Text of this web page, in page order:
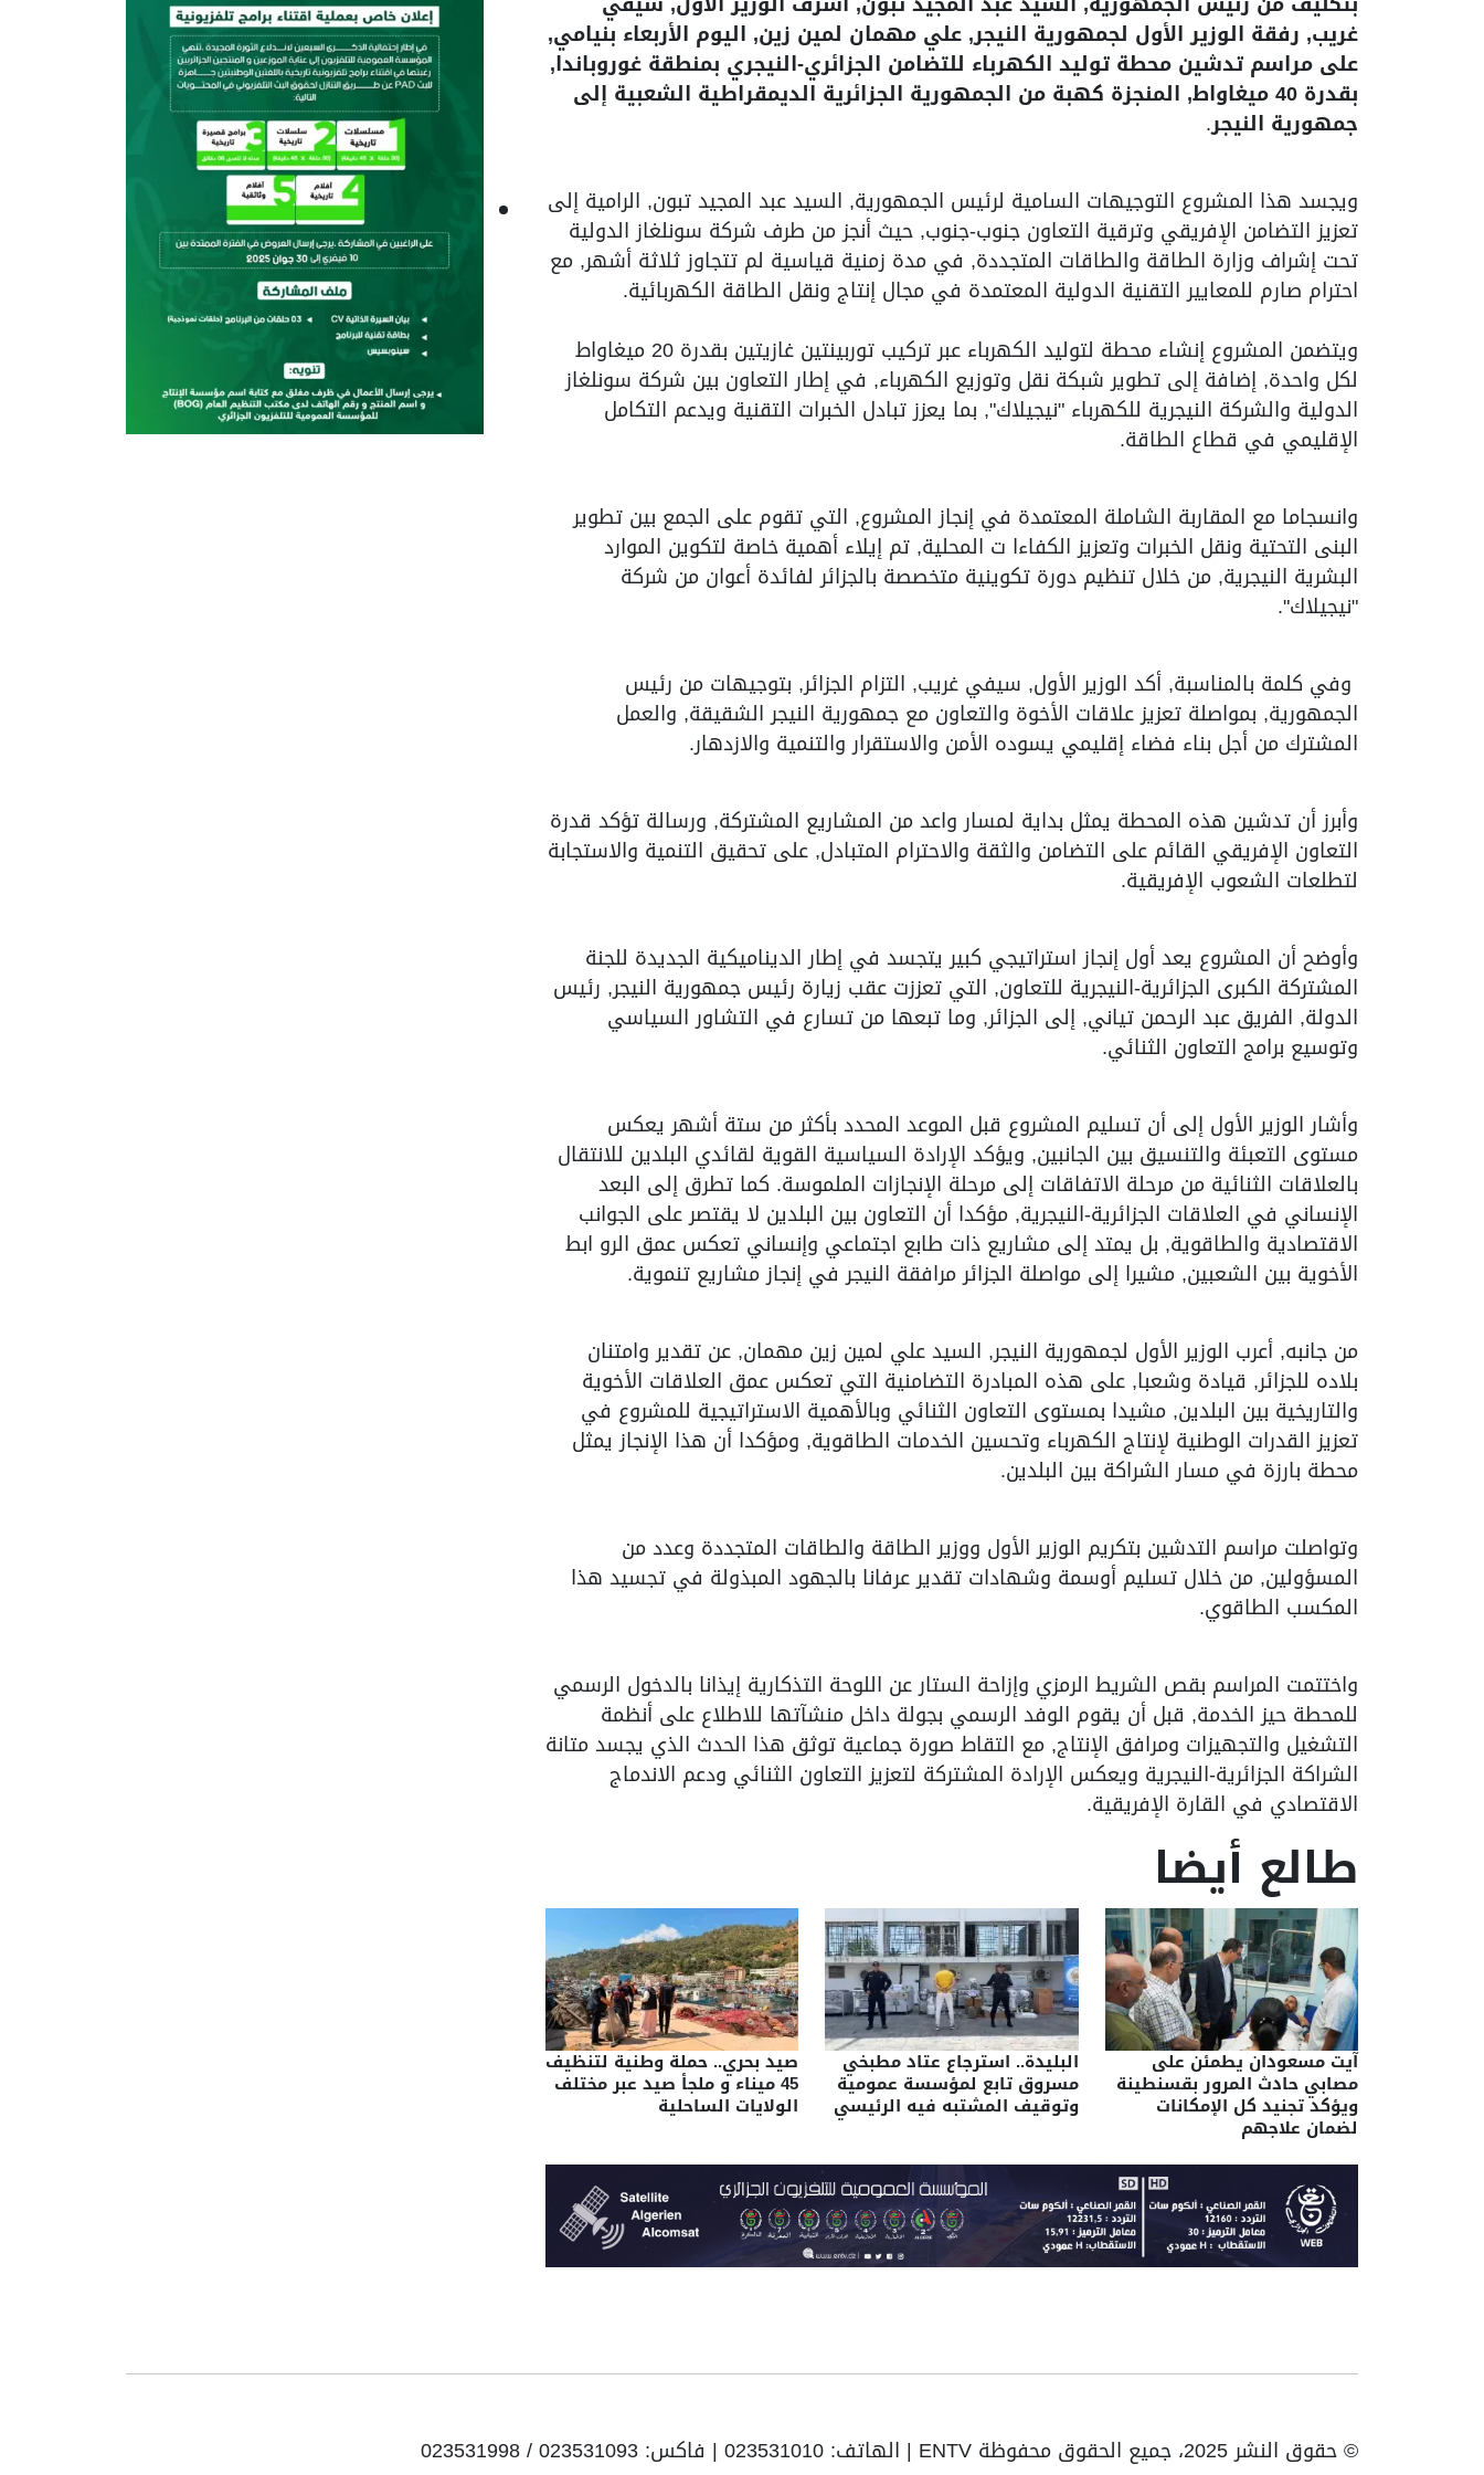
غريب, رفقة الوزير الأول لجمهورية النيجر, علي مهمان لمين زين, اليوم الأربعاء بنيامي,
على مراسم تدشين محطة توليد الكهرباء للتضامن الجزائري-النيجري بمنطقة غوروباندا,
بقدرة 40 ميغاواط, المنجزة كهبة من الجمهورية الجزائرية الديمقراطية الشعبية إلى
جمهورية النيجر.
ويجسد هذا المشروع التوجيهات السامية لرئيس الجمهورية, السيد عبد المجيد تبون, الرامية إلى
تعزيز التضامن الإفريقي وترقية التعاون جنوب-جنوب, حيث أنجز من طرف شركة سونلغاز الدولية
تحت إشراف وزارة الطاقة والطاقات المتجددة, في مدة زمنية قياسية لم تتجاوز ثلاثة أشهر, مع
احترام صارم للمعايير التقنية الدولية المعتمدة في مجال إنتاج ونقل الطاقة الكهربائية.
ويتضمن المشروع إنشاء محطة لتوليد الكهرباء عبر تركيب توربينتين غازيتين بقدرة 20 ميغاواط
لكل واحدة, إضافة إلى تطوير شبكة نقل وتوزيع الكهرباء, في إطار التعاون بين شركة سونلغاز
الدولية والشركة النيجرية للكهرباء "نيجيلاك", بما يعزز تبادل الخبرات التقنية ويدعم التكامل
الإقليمي في قطاع الطاقة.
وانسجاما مع المقاربة الشاملة المعتمدة في إنجاز المشروع, التي تقوم على الجمع بين تطوير
البنى التحتية ونقل الخبرات وتعزيز الكفاءا ت المحلية, تم إيلاء أهمية خاصة لتكوين الموارد
البشرية النيجرية, من خلال تنظيم دورة تكوينية متخصصة بالجزائر لفائدة أعوان من شركة
"نيجيلاك".
وفي كلمة بالمناسبة, أكد الوزير الأول, سيفي غريب, التزام الجزائر, بتوجيهات من رئيس
الجمهورية, بمواصلة تعزيز علاقات الأخوة والتعاون مع جمهورية النيجر الشقيقة, والعمل
المشترك من أجل بناء فضاء إقليمي يسوده الأمن والاستقرار والتنمية والازدهار.
وأبرز أن تدشين هذه المحطة يمثل بداية لمسار واعد من المشاريع المشتركة, ورسالة تؤكد قدرة
التعاون الإفريقي القائم على التضامن والثقة والاحترام المتبادل, على تحقيق التنمية والاستجابة
لتطلعات الشعوب الإفريقية.
وأوضح أن المشروع يعد أول إنجاز استراتيجي كبير يتجسد في إطار الديناميكية الجديدة للجنة
المشتركة الكبرى الجزائرية-النيجرية للتعاون, التي تعززت عقب زيارة رئيس جمهورية النيجر, رئيس
الدولة, الفريق عبد الرحمن تياني, إلى الجزائر, وما تبعها من تسارع في التشاور السياسي
وتوسيع برامج التعاون الثنائي.
وأشار الوزير الأول إلى أن تسليم المشروع قبل الموعد المحدد بأكثر من ستة أشهر يعكس
مستوى التعبئة والتنسيق بين الجانبين, ويؤكد الإرادة السياسية القوية لقائدي البلدين للانتقال
بالعلاقات الثنائية من مرحلة الاتفاقات إلى مرحلة الإنجازات الملموسة. كما تطرق إلى البعد
الإنساني في العلاقات الجزائرية-النيجرية, مؤكدا أن التعاون بين البلدين لا يقتصر على الجوانب
الاقتصادية والطاقوية, بل يمتد إلى مشاريع ذات طابع اجتماعي وإنساني تعكس عمق الرو ابط
الأخوية بين الشعبين, مشيرا إلى مواصلة الجزائر مرافقة النيجر في إنجاز مشاريع تنموية.
من جانبه, أعرب الوزير الأول لجمهورية النيجر, السيد علي لمين زين مهمان, عن تقدير وامتنان
بلاده للجزائر, قيادة وشعبا, على هذه المبادرة التضامنية التي تعكس عمق العلاقات الأخوية
والتاريخية بين البلدين, مشيدا بمستوى التعاون الثنائي وبالأهمية الاستراتيجية للمشروع في
تعزيز القدرات الوطنية لإنتاج الكهرباء وتحسين الخدمات الطاقوية, ومؤكدا أن هذا الإنجاز يمثل
محطة بارزة في مسار الشراكة بين البلدين.
وتواصلت مراسم التدشين بتكريم الوزير الأول ووزير الطاقة والطاقات المتجددة وعدد من
المسؤولين, من خلال تسليم أوسمة وشهادات تقدير عرفانا بالجهود المبذولة في تجسيد هذا
المكسب الطاقوي.
واختتمت المراسم بقص الشريط الرمزي وإزاحة الستار عن اللوحة التذكارية إيذانا بالدخول الرسمي
للمحطة حيز الخدمة, قبل أن يقوم الوفد الرسمي بجولة داخل منشآتها للاطلاع على أنظمة
التشغيل والتجهيزات ومرافق الإنتاج, مع التقاط صورة جماعية توثق هذا الحدث الذي يجسد متانة
الشراكة الجزائرية-النيجرية ويعكس الإرادة المشتركة لتعزيز التعاون الثنائي ودعم الاندماج
الاقتصادي في القارة الإفريقية.
طالع أيضا
آيت مسعودان يطمئن على
مصابي حادث المرور بقسنطينة
ويؤكد تجنيد كل الإمكانات
لضمان علاجهم
البليدة.. استرجاع عتاد مطبخي
مسروق تابع لمؤسسة عمومية
وتوقيف المشتبه فيه الرئيسي
صيد بحري.. حملة وطنية لتنظيف
45 ميناء و ملجأ صيد عبر مختلف
الولايات الساحلية
© حقوق النشر 2025، جميع الحقوق محفوظة ENTV | الهاتف: 023531010 | فاكس: 023531093 / 023531998